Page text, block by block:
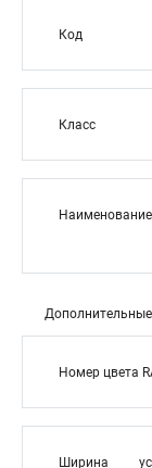
Код
Класс
Наименование
Дополнительные
Номер цвета
Ширина